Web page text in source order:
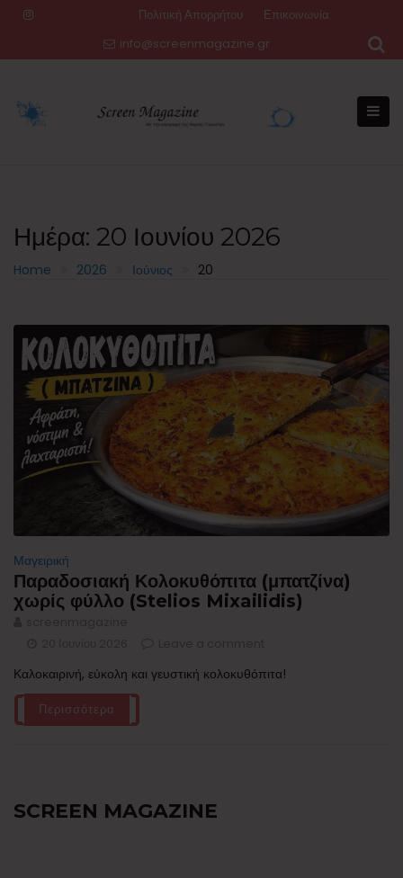
Πολιτική Απορρήτου
Επικοινωνία
info@screenmagazine.gr
Ημέρα: 20 Ιουνίου 2026
Home 2026 Ιούνιος 20
Μαγειρική
Παραδοσιακή Κολοκυθόπιτα (μπατζίνα)
χωρίς φύλλο (Stelios Mixailidis)
Καλοκαιρινή, εύκολη και γευστική κολοκυθόπιτα!
Περισσότερα
SCREEN MAGAZINE